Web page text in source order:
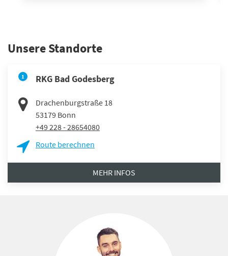
Unsere Standorte
1 RKG Bad Godesberg
Drachenburgstraße 18
53179 Bonn
+49 228 - 28654080
Route berechnen
MEHR INFOS